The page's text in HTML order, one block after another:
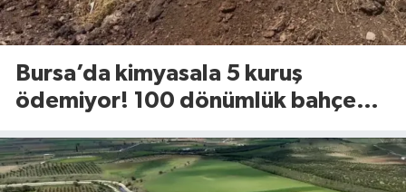
Bursa’da kimyasala 5 kuruş
ödemiyor! 100 dönümlük bahçede